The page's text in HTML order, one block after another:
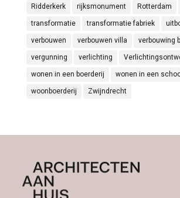
Ridderkerk rijksmonument Rotterdam
transformatie transformatie fabriek
verbouwen verbouwen villa verbouwing
vergunning verlichting
wonen in een boerderij wonen in een
woonboerderij Zwijndrecht